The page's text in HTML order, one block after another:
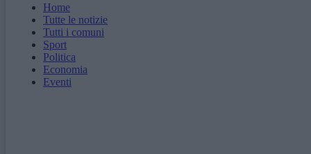
Home
Tutte le notizie
Tutti i comuni
Sport
Politica
Economia
Eventi